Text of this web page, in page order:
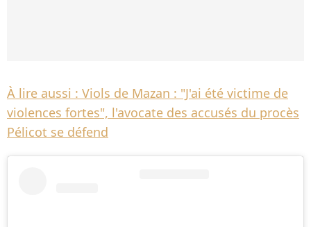
À lire aussi : Viols de Mazan : "J'ai été victime de
violences fortes", l'avocate des accusés du procès
Pélicot se défend